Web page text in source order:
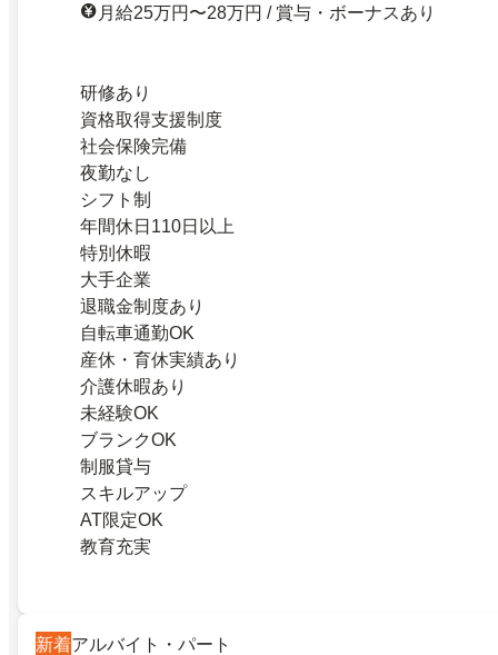
月給25万円〜28万円 / 賞与・ボーナスあり
研修あり
資格取得支援制度
社会保険完備
夜勤なし
シフト制
年間休日110日以上
特別休暇
大手企業
退職金制度あり
自転車通勤OK
産休・育休実績あり
介護休暇あり
未経験OK
ブランクOK
制服貸与
スキルアップ
AT限定OK
教育充実
新着アルバイト・パート